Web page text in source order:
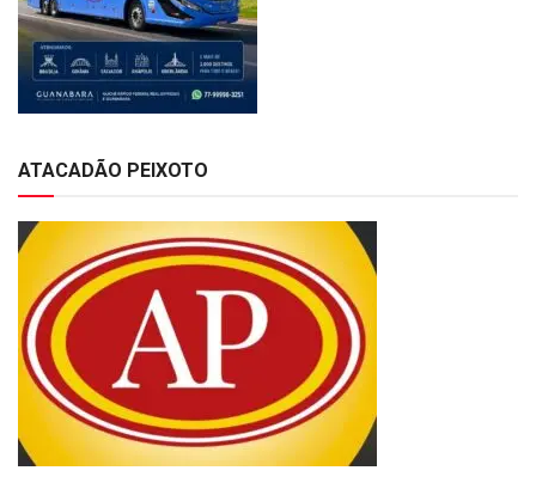
ATACADÃO PEIXOTO